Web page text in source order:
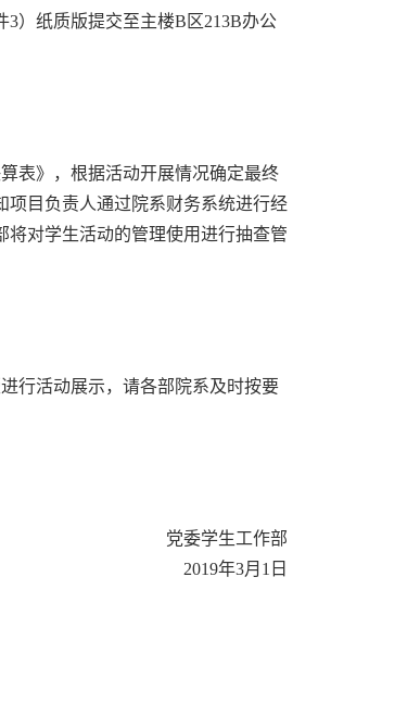
）纸质版提交至主楼B区213B办公
表》，根据活动开展情况确定最终
项目负责人通过院系财务系统进行经
对学生活动的管理使用进行抽查管
行活动展示，请各部院系及时按要
党委学生工作部
2019年3月1日